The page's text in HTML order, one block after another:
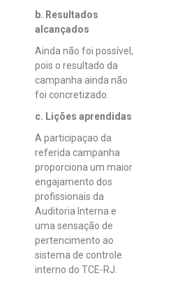
b. Resultados
alcançados
Ainda não foi possível,
pois o resultado da
campanha ainda não
foi concretizado.
c. Lições aprendidas
A participaçao da
referida campanha
proporciona um maior
engajamento dos
profissionais da
Auditoria Interna e
uma sensação de
pertencimento ao
sistema de controle
interno do TCE-RJ.